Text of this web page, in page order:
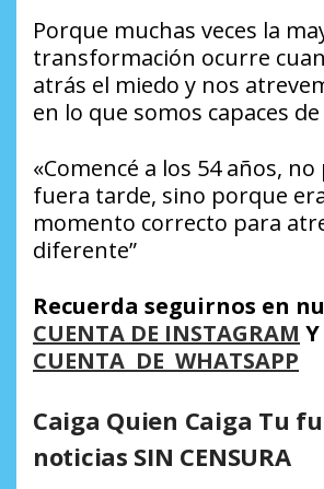
Porque muchas veces la
transformación ocurre
atrás el miedo y nos
en lo que somos capaces
«Comencé a los 54 años,
fuera tarde, sino porque
momento correcto para
diferente”
Recuerda seguirnos en
CUENTA DE INSTAGRAM
CUENTA DE WHATSAPP
Caiga Quien Caiga Tu
noticias SIN CENSURA